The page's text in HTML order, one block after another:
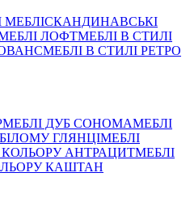
МЕБЛІСКАНДИНАВСЬКІ
ЛОФТМЕБЛІ В СТИЛІ
МЕБЛІ В СТИЛІ РЕТРО
МЕБЛІ ДУБ СОНОМАМЕБЛІ
ГЛЯНЦІМЕБЛІ
КОЛЬОРУ АНТРАЦИТМЕБЛІ
КАШТАН